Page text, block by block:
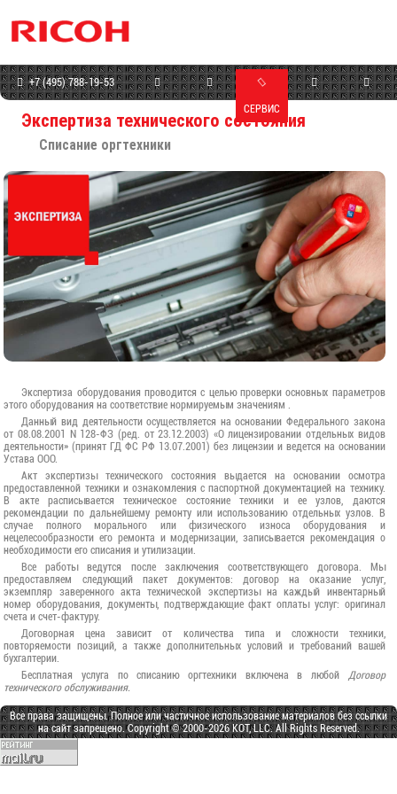
+7 (495) 788-19-53
СЕРВИС
Экспертиза технического состояния
Списание оргтехники
Экспертиза оборудования проводится с целью проверки основных параметров
этого оборудования на соответствие нормируемым значениям .
Данный вид деятельности осуществляется на основании Федерального закона
от 08.08.2001 N 128-ФЗ (ред. от 23.12.2003) «О лицензировании отдельных видов
деятельности» (принят ГД ФС РФ 13.07.2001) без лицензии и ведется на основании
Устава ООО.
Акт экспертизы технического состояния выдается на основании осмотра
предоставленной техники и ознакомления с паспортной документацией на технику.
В акте расписывается техническое состояние техники и ее узлов, даются
рекомендации по дальнейшему ремонту или использованию отдельных узлов. В
случае полного морального или физического износа оборудования и
нецелесообразности его ремонта и модернизации, записывается рекомендация о
необходимости его списания и утилизации.
Все работы ведутся после заключения соответствующего договора. Мы
предоставляем следующий пакет документов: договор на оказание услуг,
экземпляр заверенного акта технической экспертизы на каждый инвентарный
номер оборудования, документы, подтверждающие факт оплаты услуг: оригинал
счета и счет-фактуру.
Договорная цена зависит от количества типа и сложности техники,
повторяемости позиций, а также дополнительных условий и требований вашей
бухгалтерии.
Бесплатная услуга по списанию оргтехники включена в любой Договор
технического обслуживания.
Все права защищены. Полное или частичное использование материалов без ссылки
на сайт запрещено. Copyright © 2000-2026 KOT, LLC. All Rights Reserved.